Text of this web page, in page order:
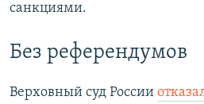
санкциями.
Без референдумов
Верховный суд России